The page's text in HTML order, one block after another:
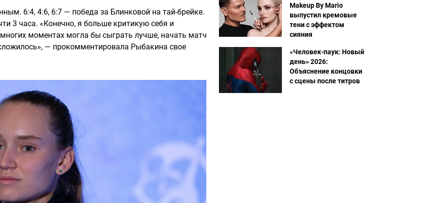
6:4, 4:6, 6:7 — победа за Блинковой на тай-брейке.
3 часа. «Конечно, я больше критикую себя и
моментах могла бы сыграть лучше, начать матч
— прокомментировала Рыбакина свое
Makeup By Mario
выпустил кремовые
тени с эффектом
сияния
«Человек-паук: Новый
день» 2026:
Объяснение концовки
с сцены после титров